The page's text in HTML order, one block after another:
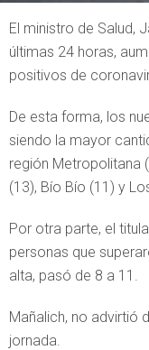
El ministro de Salud,
últimas 24 horas,
positivos de
De esta forma, los
siendo la mayor
región Metropolitana
(13), Bío Bío (11) y
Por otra parte, el
personas que
alta, pasó de 8 a 11.
Mañalich, no advirtió
jornada.